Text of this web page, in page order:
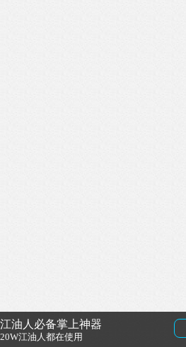
江油人必备掌上神器
20W江油人都在使用